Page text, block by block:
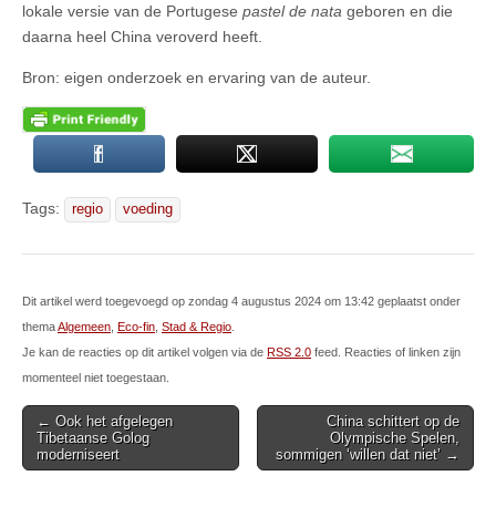
lokale versie van de Portugese pastel de nata geboren en die
daarna heel China veroverd heeft.
Bron: eigen onderzoek en ervaring van de auteur.
Tags: regio voeding
Dit artikel werd toegevoegd op zondag 4 augustus 2024 om 13:42 geplaatst onder
themaAlgemeen Eco-fin Stad & Regio
Je kan de reacties op dit artikel volgen via de RSS 2.0 feed. Reacties of linken zijn
momenteel niet toegestaan.
Post
navigation
← Ook het afgelegen
Tibetaanse Golog
moderniseert
China schittert op de
Olympische Spelen,
sommigen ‘willen dat niet’ →